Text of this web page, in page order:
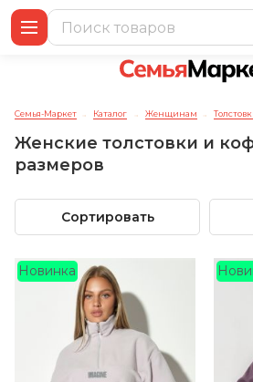
Семья-Маркет → Каталог → Женщинам →
Женские толстовки и
размеров
Сортировать
Новинка